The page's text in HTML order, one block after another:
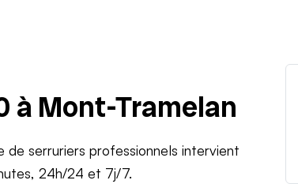
à Mont-Tramelan
de serruriers professionnels intervient
24h/24 et 7j/7.